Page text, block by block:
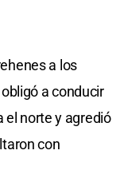
a los
a conducir
el norte y agredió
con